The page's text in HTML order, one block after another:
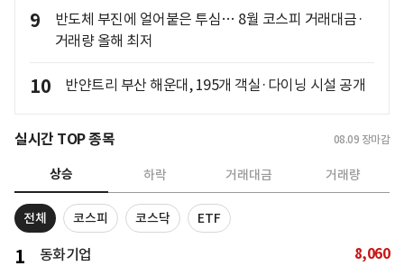
9
반도체 부진에 얼어붙은 투심… 8월 코스피 거래대금·
거래량 올해 최저
10 반얀트리 부산 해운대, 195개 객실·다이닝 시설 공개
실시간 TOP 종목 08.09 장마감
상승 하락 거래대금 거래량
전체 코스피 코스닥 ETF
1 동화기업 8,060